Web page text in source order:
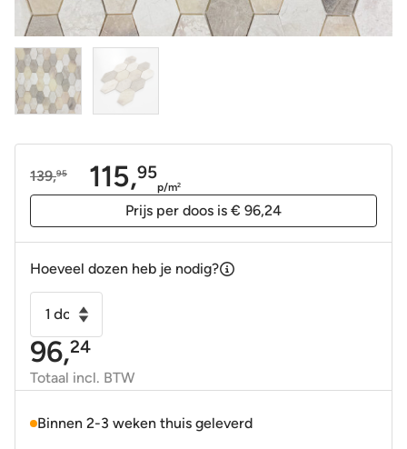
139,95
Oorspronkelijke
115,95
Huidige
p/m2
Prijs per doos is € 96,24
Hoeveel dozen heb je nodig?
Hexagonal
sumba
beige
25x37
aantal
96,24
Totaal incl. BTW
Binnen 2-3 weken thuis geleverd